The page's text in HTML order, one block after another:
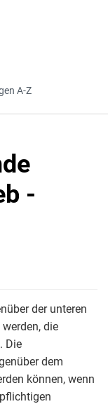
A-Z
-
der unteren
die
Die
dem
können, wenn